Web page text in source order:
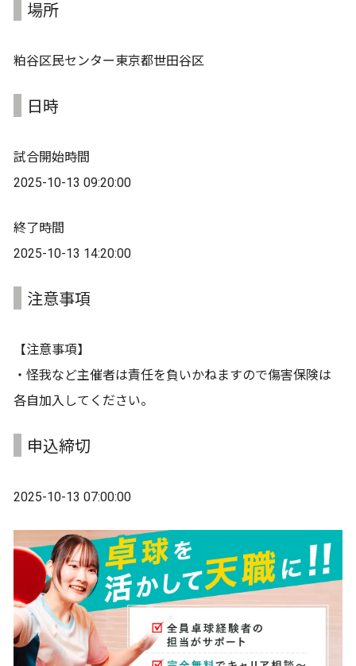
場所
粕谷区民センター東京都世田谷区
日時
試合開始時間
2025-10-13 09:20:00
終了時間
2025-10-13 14:20:00
注意事項
【注意事項】
・怪我など主催者は責任を負いかねますので傷害保険は
各自加入してください。
申込締切
2025-10-13 07:00:00